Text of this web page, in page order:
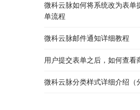
微科云脉如何将系统改为表单
单流程
微科云脉邮件通知详细教程
用户提交表单之后，如何查看
微科云脉分类样式详细介绍（